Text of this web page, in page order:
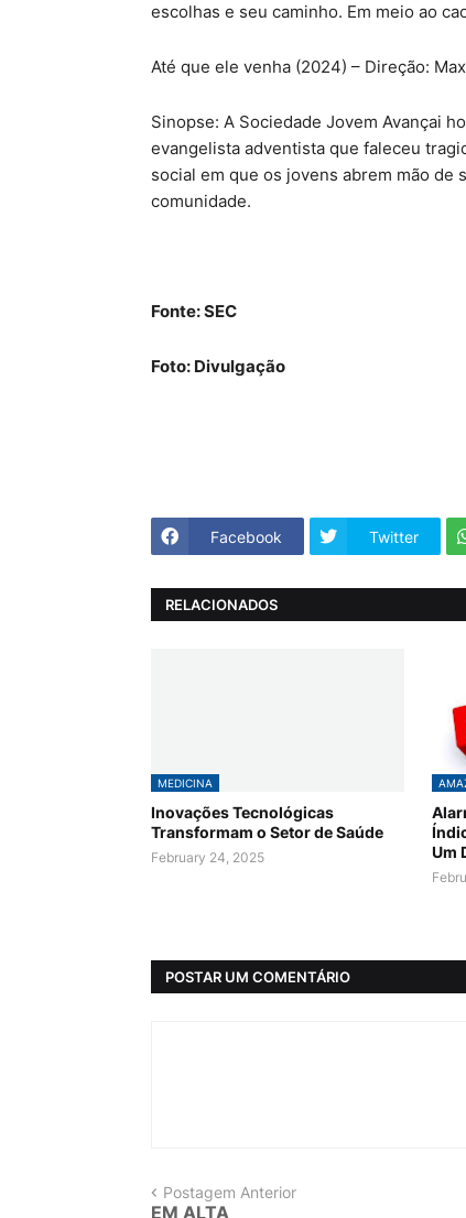
escolhas e seu caminho. Em meio ao
Até que ele venha (2024) – Direção:
Sinopse: A Sociedade Jovem Avançai
evangelista adventista que faleceu
social em que os jovens abrem mão de
comunidade.
Fonte: SEC
Foto: Divulgação
Facebook Twitter
RELACIONADOS
MEDICINA
Inovações Tecnológicas
Transformam o Setor de Saúde
February 24, 2025
Um
POSTAR UM COMENTÁRIO
Postagem Anterior
EM ALTA